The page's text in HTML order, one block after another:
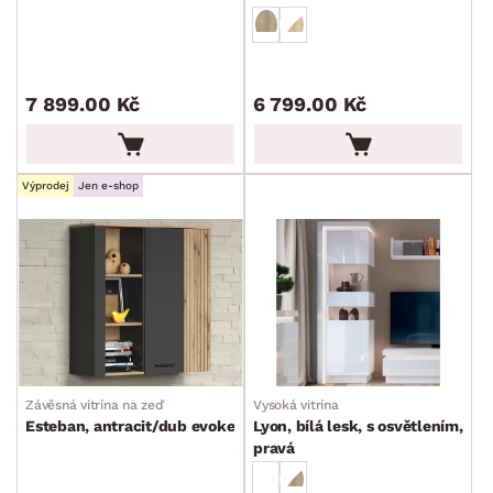
DEKOR
ROZMĚRY
min. cm max. cm
min.
MATERIÁL
7 899.00 Kč 6 799.00 Kč
Výprodej Jen e-shop
Závěsná vitrína na zeď
Esteban, antracit/dub evoke
Vysoká vitrína
Lyon, bílá lesk, s osvětlením,
pravá